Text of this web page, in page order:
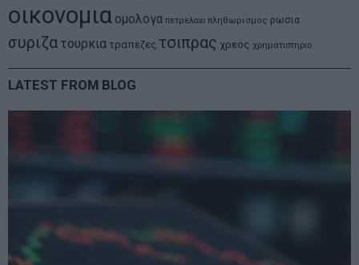
οικονομια ομολογα πετρελαιο πληθωρισμος ρωσια
συριζα τουρκια τραπεζες τσιπρας χρεος χρηματιστηριο
LATEST FROM BLOG